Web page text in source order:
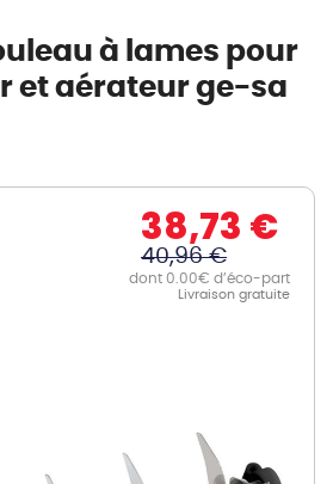
à lames pour
et aérateur ge-sa
38,73 €
40,96 €
dont 0.00€ d’éco-part
Livraison gratuite